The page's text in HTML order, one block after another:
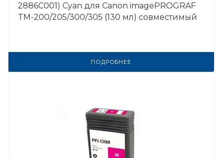
2886C001) Cyan для Canon imagePROGRAF
TM-200/205/300/305 (130 мл) совместимый
ПОДРОБНЕЕ